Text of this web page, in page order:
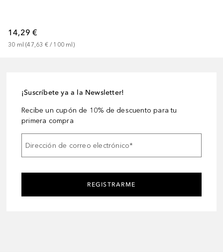
14,29 €
30 ml (47,63 € / 100 ml )
¡Suscríbete ya a la Newsletter!
Recibe un cupón de 10% de descuento para tu
primera compra
Dirección de correo electrónico*
REGISTRARME